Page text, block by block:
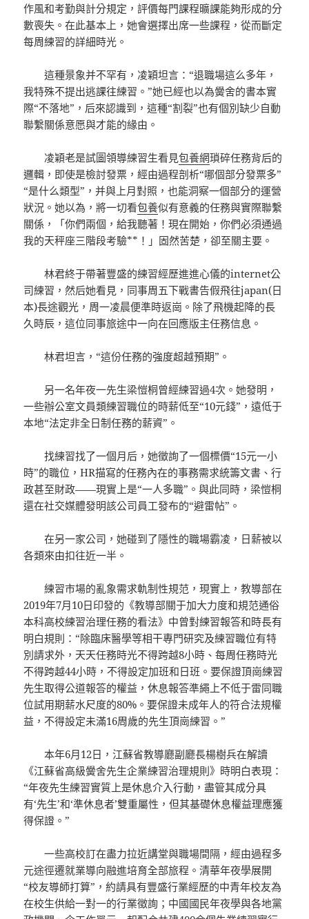
作風和考勤與計分規定，評價每門課程曠課能夠形成的分
數喪失。在此基本上，她會選擇出席一些課程，從而斷定
每周練習的詳細時光。
這種景象并不罕有，凌穎坦言：“退職場這么多年，
我特殊不提出逃課往練習。”她已經也以為黌舍的書本實
際“不落地”，后來認識到，這種“割裂”也有個別缺少自動
聯繫關係意愿與才能的緣由。
凌穎老是試圖領導練習生看見包養網瑣碎任務背后的
邏輯，即使是檢討發票，經由過程剖析“哪個部分發票多”
“是什么類型”，并與上月對照，也能洞察一個部分的運營
狀況。她以為，將一切看包養似有意義的任務與實際聯繫
關係，「你們兩個，給我聽著！現在開始，你們必須通過
我的天秤座三階段考驗**！」固然苦楚，卻至關主要。
林君終于帶著豐盛的練習經歷進進心儀的internet公
司練習，然后她看見，同事周五下戰書告假飛往japan(日
本)長途觀光，周一凌晨便準時返崗。除了飛機起降的長
久時辰，這位同事旅途中一向在回應版主任務信息。
林君坦言，“這份任務的強度超越預期”。
另一名年夜一先生梁愷桐曾經練習過4次。她發明，
一些辦公室文員類練習職位的時薪低至“10元錢”，遠低于
本地“法定非全日制任務的薪資”。
找練習找了一個月后，她徵詢了一個標價“15元一小
時”的職位，HR描寫的任務內在的事務需求統籌文書、行
政甚至財政——現實上是“一人多職”。與此同時，梁愷桐
還在社交媒體發明該公司員工發布的“避雷帖”。
在另一家公司，她碰到了隱性的職場霸凌，日薪被以
各類來由扣往近一半。
練習市場的亂象需求軌制性規范，現實上，教導部在
2019年7月10日印發的《教導部關于加大力度和規范通俗
本科高校練習治理任務的看法》中曾對練習報答和時長有
明白規則：“除臨床醫學等相干專門研究及練習職位有特
別請求外，天天任務時光不得跨越8小時、每周任務時光
不得跨越44小時，不得設定加班和日班。要保證頂崗練習
先生取得公道報答的權益，休息報答準繩上不低于雷同職
位試用期薪水尺度的80%。要保證未成年人的符合法規權
益，不得設定未滿16周歲的先生頂崗練習。”
本年6月12日，江蘇省教導廳副廳長楊樹兵在解讀
《江蘇省高級黌舍先生企業練習治理規則》時明白表現：
“年夜先生練習實質上是休息介入行動，盡管其成分具
有‘先生’和‘準休息者’雙重屬性，但其基礎休息權益理應獲
得保證。”
一些高校訂在盡力拉近講堂與職場間隔，經由過程多
元途徑遷就業導向融進培育全部旅程。清華年夜學展開
“校友導師打算”，約請具有豐盛行業經歷的中青年校友為
在校生供給一對一的行業徵詢；中國國民年夜學與各地黨